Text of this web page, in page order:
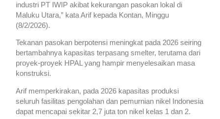
industri PT IWIP akibat kekurangan pasokan lokal di
Maluku Utara,” kata Arif kepada Kontan, Minggu
(8/2/2026).
Tekanan pasokan berpotensi meningkat pada 2026 seiring
bertambahnya kapasitas terpasang smelter, terutama dari
proyek-proyek HPAL yang hampir menyelesaikan masa
konstruksi.
Arif memperkirakan, pada 2026 kapasitas produksi
seluruh fasilitas pengolahan dan pemurnian nikel Indonesia
dapat mencapai sekitar 2,7 juta ton nikel kelas 1 dan 2.